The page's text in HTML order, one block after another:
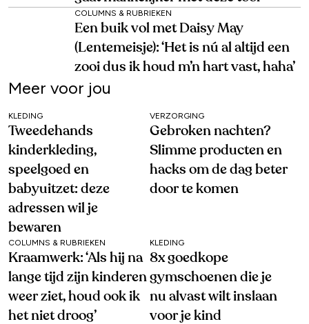
COLUMNS & RUBRIEKEN
Een buik vol met Daisy May
(Lentemeisje): ‘Het is nú al altijd een
zooi dus ik houd m’n hart vast, haha’
Meer voor jou
KLEDING
Tweedehands
kinderkleding,
speelgoed en
babyuitzet: deze
adressen wil je
bewaren
VERZORGING
Gebroken nachten?
Slimme producten en
hacks om de dag beter
door te komen
COLUMNS & RUBRIEKEN
Kraamwerk: ‘Als hij na
lange tijd zijn kinderen
weer ziet, houd ook ik
het niet droog’
KLEDING
8x goedkope
gymschoenen die je
nu alvast wilt inslaan
voor je kind